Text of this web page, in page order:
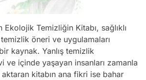
Ekolojik Temizliğin Kitabı, sağlıklı
öneri ve uygulamaları
kaynak. Yanlış temizlik
ve içinde yaşayan insanları zamanla
kitabın ana fikri ise bahar